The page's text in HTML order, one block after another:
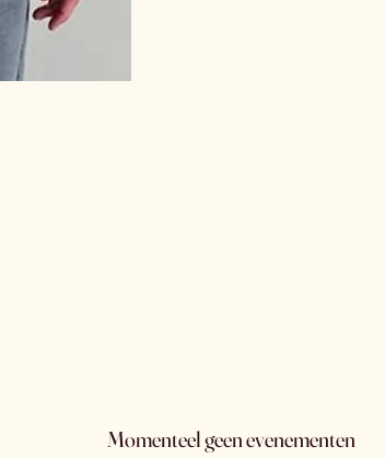
Momenteel geen evenementen